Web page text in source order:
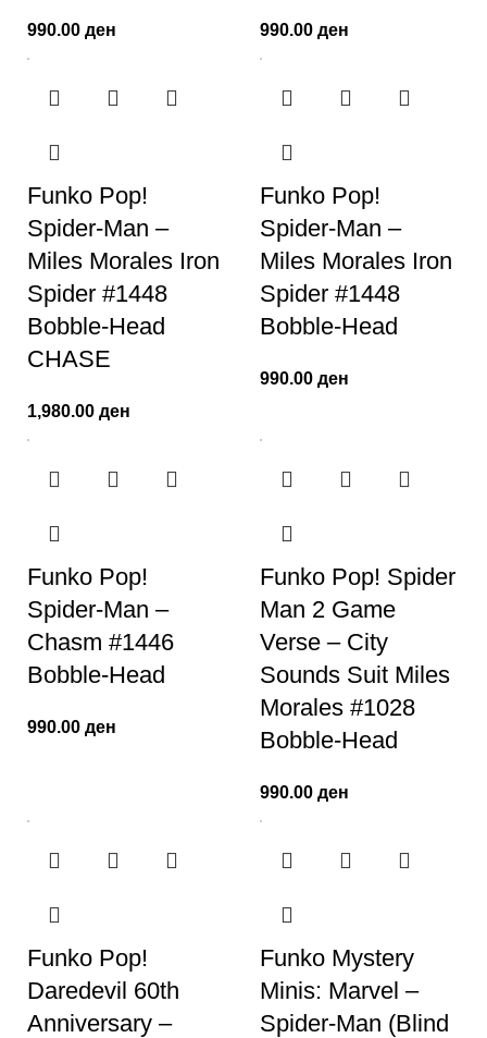
990.00 ден 990.00 ден
Funko Pop!
Spider-Man –
Miles Morales Iron
Spider #1448
Bobble-Head
CHASE
1,980.00 ден
Funko Pop!
Spider-Man –
Miles Morales Iron
Spider #1448
Bobble-Head
990.00 ден
Funko Pop!
Spider-Man –
Chasm #1446
Bobble-Head
990.00 ден
Funko Pop! Spider
Man 2 Game
Verse – City
Sounds Suit Miles
Morales #1028
Bobble-Head
990.00 ден
Funko Pop!
Daredevil 60th
Anniversary –
Funko Mystery
Minis: Marvel –
Spider-Man (Blind